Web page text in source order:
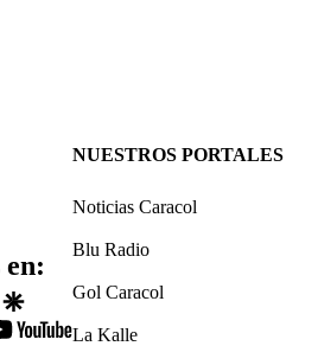
youtube-
en:
twittergoogle
NUESTROS PORTALES
Noticias Caracol
Blu Radio
Gol Caracol
La Kalle